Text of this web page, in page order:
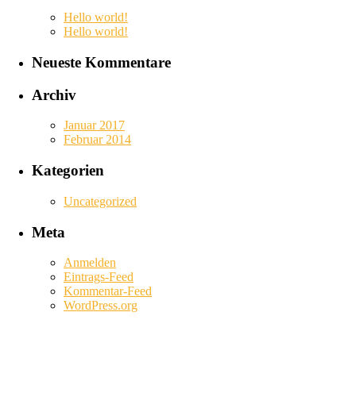
Hello world!
Hello world!
Neueste Kommentare
Archiv
Januar 2017
Februar 2014
Kategorien
Uncategorized
Meta
Anmelden
Eintrags-Feed
Kommentar-Feed
WordPress.org